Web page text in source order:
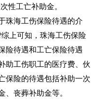
性工亡补助金。
珠海工伤保险待遇的介
上可知，珠海工伤保险
险待遇和工亡保险待遇
助工伤职工的医疗费、伙
保险的待遇包括补助一次
、丧葬补助金等。